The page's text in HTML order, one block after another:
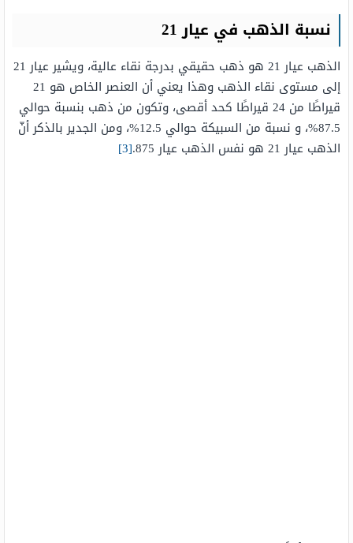
نسبة الذهب في عيار 21 ​​​​​​
الذهب عيار 21 هو ذهب حقيقي بدرجة نقاء عالية، ويشير عيار 21
إلى مستوى نقاء الذهب وهذا يعني أن العنصر الخاص هو 21
قيراطًا من 24 قيراطًا كحد أقصى، وتكون من ذهب بنسبة حوالي
87.5%، و نسبة من السبيكة حوالي 12.5%، ومن الجدير بالذكر أنّ
الذهب عيار 21 هو نفس الذهب عيار 875.
[3]